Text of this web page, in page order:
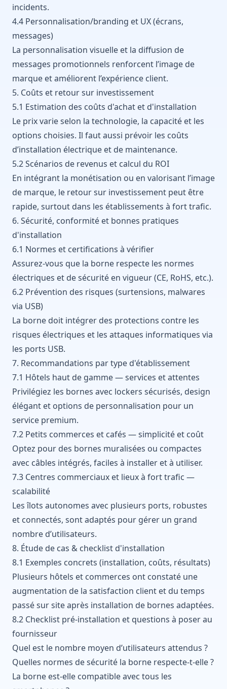
incidents.
4.4 Personnalisation/branding et UX (écrans,
messages)
La personnalisation visuelle et la diffusion de
messages promotionnels renforcent l’image de
marque et améliorent l’expérience client.
5. Coûts et retour sur investissement
5.1 Estimation des coûts d'achat et d'installation
Le prix varie selon la technologie, la capacité et les
options choisies. Il faut aussi prévoir les coûts
d’installation électrique et de maintenance.
5.2 Scénarios de revenus et calcul du ROI
En intégrant la monétisation ou en valorisant l’image
de marque, le retour sur investissement peut être
rapide, surtout dans les établissements à fort trafic.
6. Sécurité, conformité et bonnes pratiques
d'installation
6.1 Normes et certifications à vérifier
Assurez-vous que la borne respecte les normes
électriques et de sécurité en vigueur (CE, RoHS, etc.).
6.2 Prévention des risques (surtensions, malwares
via USB)
La borne doit intégrer des protections contre les
risques électriques et les attaques informatiques via
les ports USB.
7. Recommandations par type d'établissement
7.1 Hôtels haut de gamme — services et attentes
Privilégiez les bornes avec lockers sécurisés, design
élégant et options de personnalisation pour un
service premium.
7.2 Petits commerces et cafés — simplicité et coût
Optez pour des bornes muralisées ou compactes
avec câbles intégrés, faciles à installer et à utiliser.
7.3 Centres commerciaux et lieux à fort trafic —
scalabilité
Les îlots autonomes avec plusieurs ports, robustes
et connectés, sont adaptés pour gérer un grand
nombre d’utilisateurs.
8. Étude de cas & checklist d'installation
8.1 Exemples concrets (installation, coûts, résultats)
Plusieurs hôtels et commerces ont constaté une
augmentation de la satisfaction client et du temps
passé sur site après installation de bornes adaptées.
8.2 Checklist pré-installation et questions à poser au
fournisseur
Quel est le nombre moyen d’utilisateurs attendus ?
Quelles normes de sécurité la borne respecte-t-elle ?
La borne est-elle compatible avec tous les